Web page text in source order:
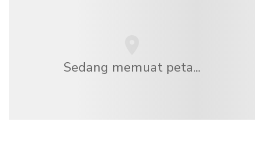
Sedang memuat peta...